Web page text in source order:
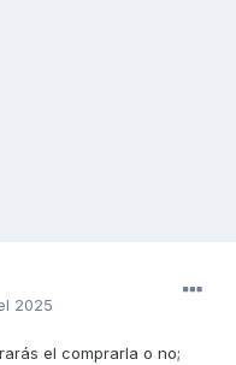
2025
el comprarla o no;